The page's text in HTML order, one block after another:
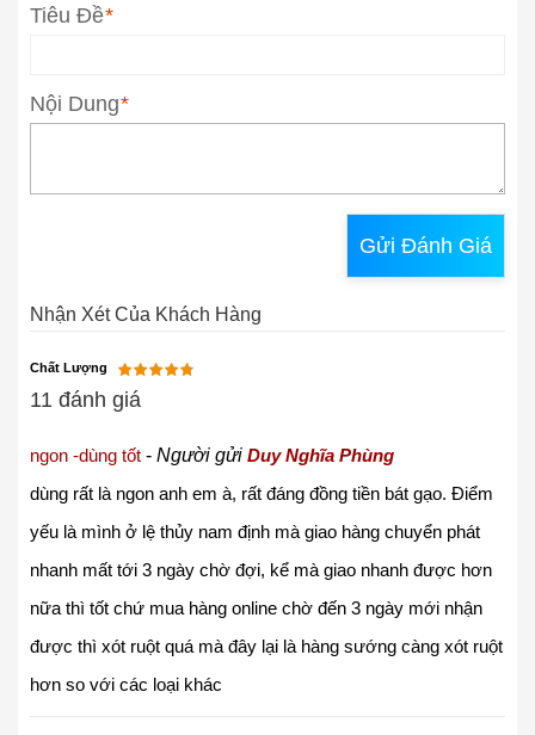
*
Tiêu Đề
*
Nội Dung
Gửi Đánh Giá
Nhận Xét Của Khách Hàng
Chất Lượng
11 đánh giá
ngon -dùng tốt - Người gửi Duy Nghĩa Phùng
dùng rất là ngon anh em à, rất đáng đồng tiền bát gạo. Điểm
yếu là mình ở lệ thủy nam định mà giao hàng chuyển phát
nhanh mất tới 3 ngày chờ đợi, kể mà giao nhanh được hơn
nữa thì tốt chứ mua hàng online chờ đến 3 ngày mới nhận
được thì xót ruột quá mà đây lại là hàng sướng càng xót ruột
hơn so với các loại khác